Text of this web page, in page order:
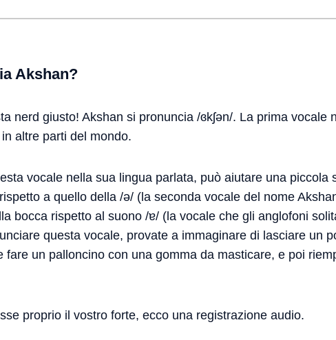
Akshan?
nerd giusto! Akshan si pronuncia /ɞkʃən/. La prima vocale
altre parti del mondo.
vocale nella sua lingua parlata, può aiutare una piccola
a quello della /ə/ (la seconda vocale del nome
bocca rispetto al suono /ɐ/ (la vocale che gli anglofoni
questa vocale, provate a immaginare di lasciare un
fare un palloncino con una gomma da masticare, e poi
proprio il vostro forte, ecco una registrazione audio.